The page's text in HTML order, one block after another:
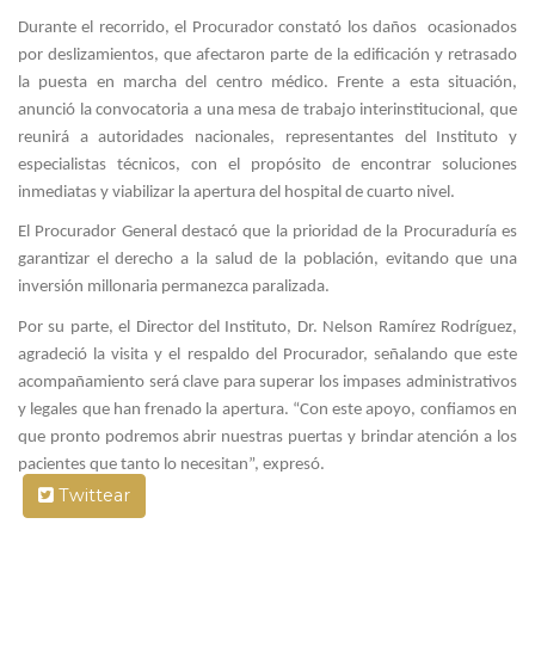
Durante el recorrido, el Procurador constató los daños ocasionados
por deslizamientos, que afectaron parte de la edificación y retrasado
la puesta en marcha del centro médico. Frente a esta situación,
anunció la convocatoria a una mesa de trabajo interinstitucional, que
reunirá a autoridades nacionales, representantes del Instituto y
especialistas técnicos, con el propósito de encontrar soluciones
inmediatas y viabilizar la apertura del hospital de cuarto nivel.
El Procurador General destacó que la prioridad de la Procuraduría es
garantizar el derecho a la salud de la población, evitando que una
inversión millonaria permanezca paralizada.
Por su parte, el Director del Instituto, Dr. Nelson Ramírez Rodríguez,
agradeció la visita y el respaldo del Procurador, señalando que este
acompañamiento será clave para superar los impases administrativos
y legales que han frenado la apertura. “Con este apoyo, confiamos en
que pronto podremos abrir nuestras puertas y brindar atención a los
pacientes que tanto lo necesitan”, expresó.
Twittear